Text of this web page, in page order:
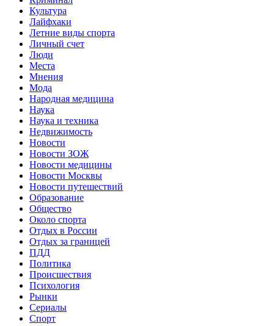
Культура
Лайфхаки
Летние виды спорта
Личный счет
Люди
Места
Мнения
Мода
Народная медицина
Наука
Наука и техника
Недвижимость
Новости
Новости ЗОЖ
Новости медицины
Новости Москвы
Новости путешествий
Образование
Общество
Около спорта
Отдых в России
Отдых за границей
ПДД
Политика
Происшествия
Психология
Рынки
Сериалы
Спорт